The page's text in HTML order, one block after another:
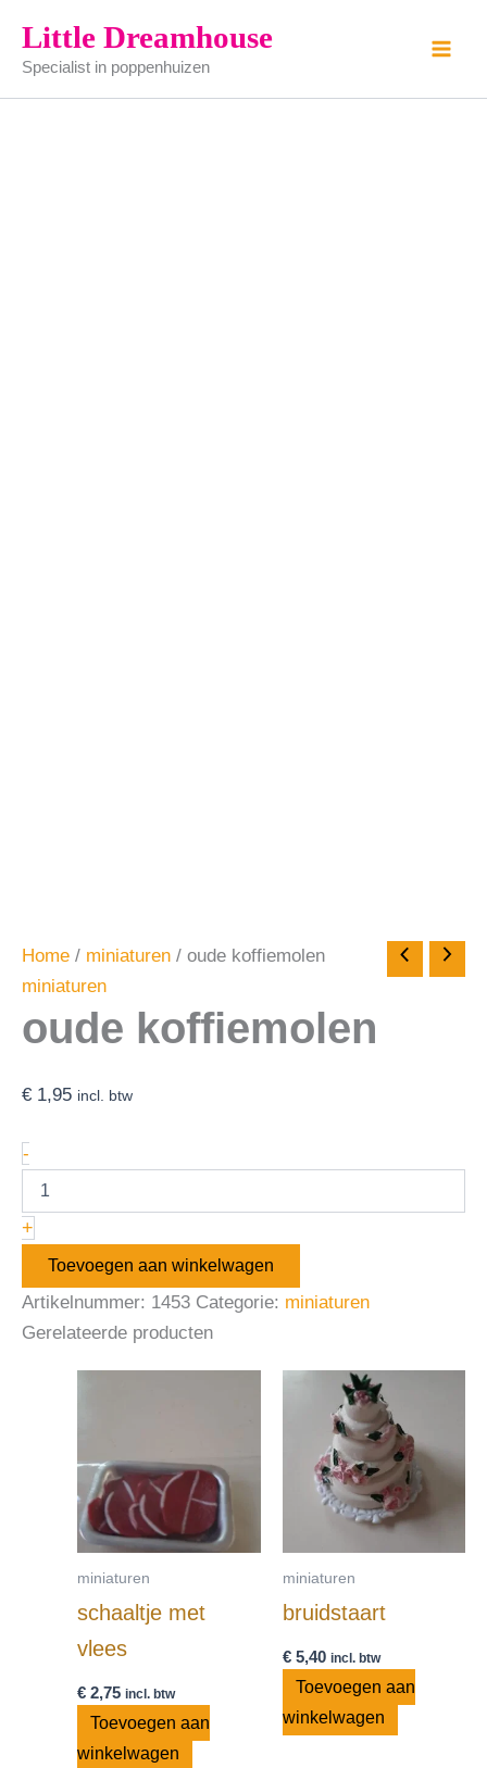
naar
inhoud
Little Dreamhouse
Specialist in poppenhuizen
Home / miniaturen / oude koffiemolen
miniaturen
oude koffiemolen
€ 1,95 incl. btw
-
koffiemolen
aantal
+
Toevoegen aan winkelwagen
Artikelnummer: 1453 Categorie: miniaturen
Gerelateerde producten
miniaturen
schaaltje met
vlees
€ 2,75 incl. btw
Toevoegen aan
winkelwagen
miniaturen
bruidstaart
€5,40 incl. btw
Toevoegen aan
winkelwagen